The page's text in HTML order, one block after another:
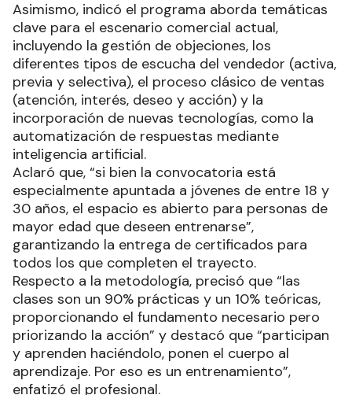
Asimismo, indicó el programa aborda temáticas
clave para el escenario comercial actual,
incluyendo la gestión de objeciones, los
diferentes tipos de escucha del vendedor (activa,
previa y selectiva), el proceso clásico de ventas
(atención, interés, deseo y acción) y la
incorporación de nuevas tecnologías, como la
automatización de respuestas mediante
inteligencia artificial.
Aclaró que, “si bien la convocatoria está
especialmente apuntada a jóvenes de entre 18 y
30 años, el espacio es abierto para personas de
mayor edad que deseen entrenarse”,
garantizando la entrega de certificados para
todos los que completen el trayecto.
Respecto a la metodología, precisó que “las
clases son un 90% prácticas y un 10% teóricas,
proporcionando el fundamento necesario pero
priorizando la acción” y destacó que “participan
y aprenden haciéndolo, ponen el cuerpo al
aprendizaje. Por eso es un entrenamiento”,
enfatizó el profesional.